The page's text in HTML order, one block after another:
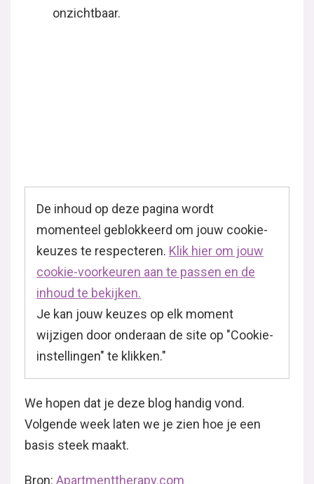
onzichtbaar.
De inhoud op deze pagina wordt
momenteel geblokkeerd om jouw cookie-
keuzes te respecteren. Klik hier om jouw
cookie-voorkeuren aan te passen en de
inhoud te bekijken.
Je kan jouw keuzes op elk moment
wijzigen door onderaan de site op "Cookie-
instellingen" te klikken."
We hopen dat je deze blog handig vond.
Volgende week laten we je zien hoe je een
basis steek maakt.
Bron: Apartmenttherapy.com